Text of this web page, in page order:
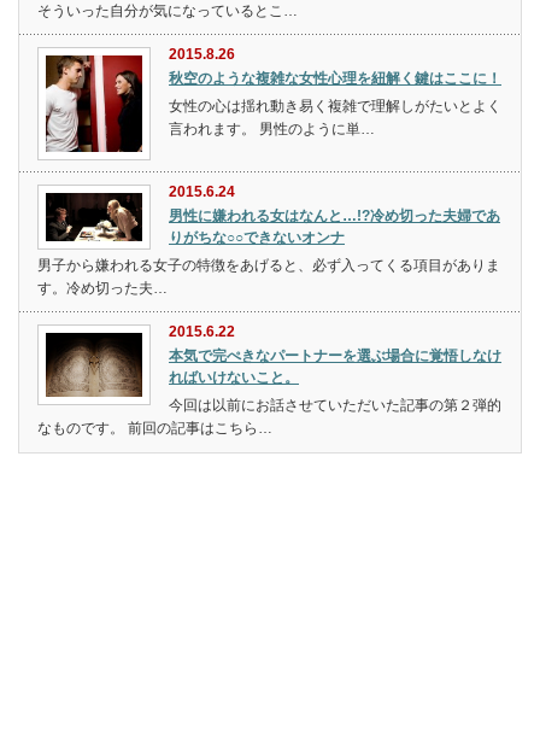
そういった自分が気になっているとこ…
2015.8.26
秋空のような複雑な女性心理を紐解く鍵はここに！
女性の心は揺れ動き易く複雑で理解しがたいとよく
言われます。 男性のように単…
2015.6.24
男性に嫌われる女はなんと…!?冷め切った夫婦であ
りがちな○○できないオンナ
男子から嫌われる女子の特徴をあげると、必ず入ってくる項目がありま
す。冷め切った夫…
2015.6.22
本気で完ぺきなパートナーを選ぶ場合に覚悟しなけ
ればいけないこと。
今回は以前にお話させていただいた記事の第２弾的
なものです。 前回の記事はこちら…